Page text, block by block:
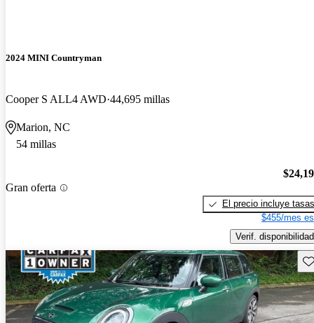
2024 MINI Countryman
Cooper S ALL4 AWD 44,695 millas
Marion, NC
54 millas
Gran oferta
El precio incluye tasas
$455/mes
Verif. disponibilidad